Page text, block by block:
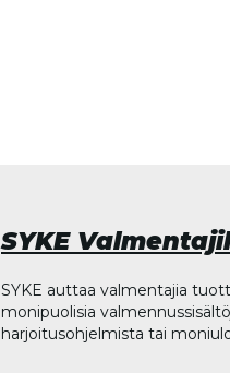
SYKE
SYKE auttaa valmentajia
monipuolisia
harjoitusohjelmista tai